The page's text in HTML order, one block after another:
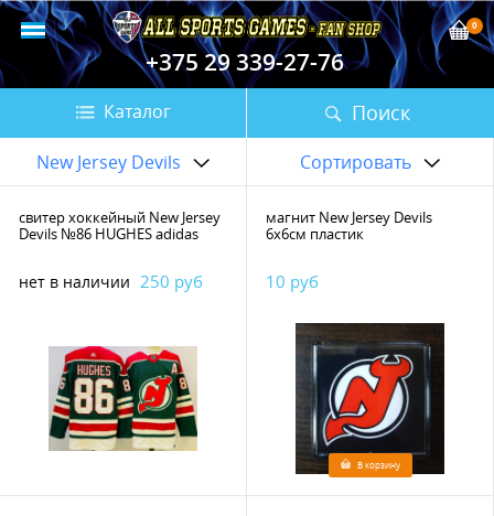
+375 29 339-27-76
Поиск
0
Каталог
New Jersey Devils Сортировать
свитер хоккейный New Jersey
Devils №86 HUGHES adidas
нет в наличии 250 руб
магнит New Jersey Devils
6х6см пластик
10 руб
В корзину